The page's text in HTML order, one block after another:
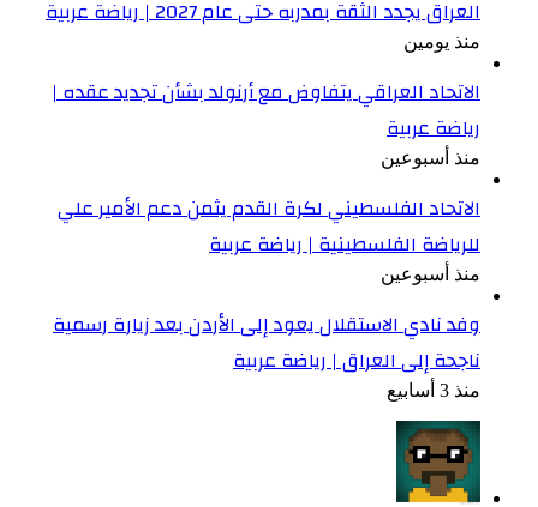
العراق يجدد الثقة بمدربه حتى عام 2027 | رياضة عربية
منذ يومين
الاتحاد العراقي يتفاوض مع أرنولد بشأن تجديد عقده |
رياضة عربية
منذ أسبوعين
الاتحاد الفلسطيني لكرة القدم يثمن دعم الأمير علي
للرياضة الفلسطينية | رياضة عربية
منذ أسبوعين
وفد نادي الاستقلال يعود إلى الأردن بعد زيارة رسمية
ناجحة إلى العراق | رياضة عربية
منذ 3 أسابيع